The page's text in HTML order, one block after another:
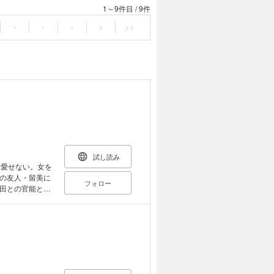
1～9件目 /9件
・ ・ ・ > >>
せない。女を
友人・留美に
との官能と友
試し読み
フォロー